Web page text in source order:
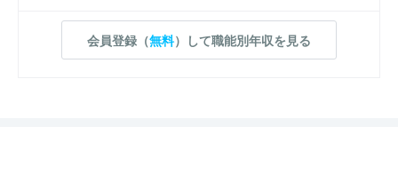
会員登録（無料）して職能別年収を見る